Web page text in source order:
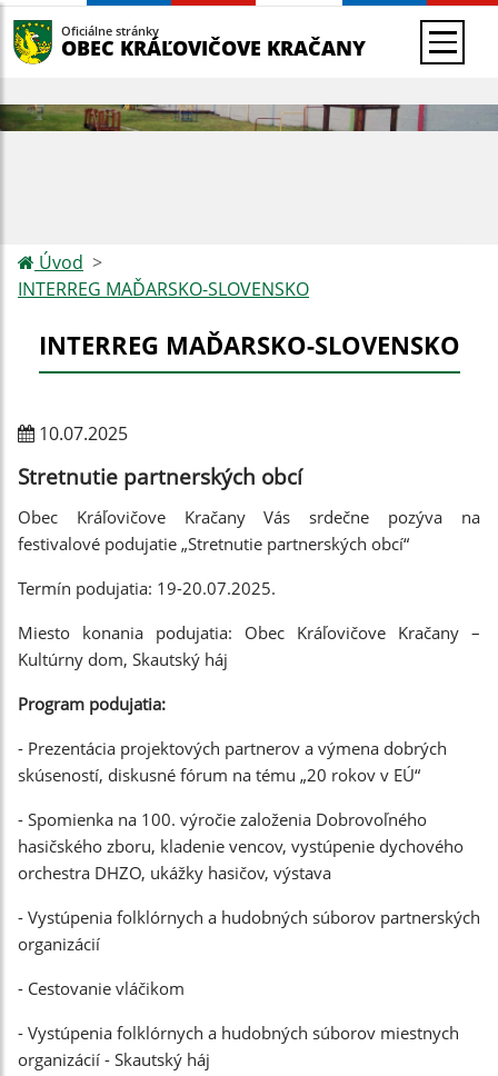
Oficiálne stránky
OBEC KRÁĽOVIČOVE KRAČANY
Úvod
INTERREG MAĎARSKO-SLOVENSKO
INTERREG MAĎARSKO-SLOVENSKO
10.07.2025
Stretnutie partnerských obcí
Obec Kráľovičove Kračany Vás srdečne pozýva na
festivalové podujatie „Stretnutie partnerských obcí“
Termín podujatia: 19-20.07.2025.
Miesto konania podujatia: Obec Kráľovičove Kračany –
Kultúrny dom, Skautský háj
Program podujatia:
- Prezentácia projektových partnerov a výmena dobrých
skúseností, diskusné fórum na tému „20 rokov v EÚ“
- Spomienka na 100. výročie založenia Dobrovoľného
hasičského zboru, kladenie vencov, vystúpenie dychového
orchestra DHZO, ukážky hasičov, výstava
- Vystúpenia folklórnych a hudobných súborov partnerských
organizácií
- Cestovanie vláčikom
- Vystúpenia folklórnych a hudobných súborov miestnych
organizácií - Skautský háj